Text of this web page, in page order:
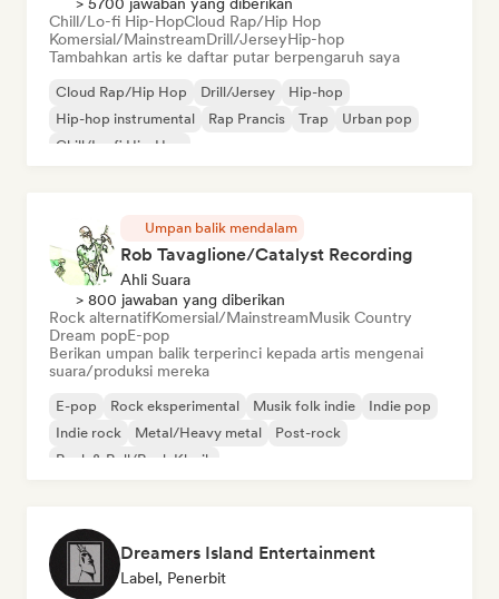
Chill/Lo-fi Hip-HopCloud Rap/Hip Hop
Komersial/MainstreamDrill/JerseyHip-hop
Tambahkan artis ke daftar putar berpengaruh saya
Cloud Rap/Hip Hop Drill/Jersey
Hip-hop
Hip-hop instrumental
Rap Prancis Trap
Urban pop
Chill/Lo-fi Hip-Hop
Umpan balik mendalam
Rob Tavaglione/Catalyst Recording
Ahli Suara
> 800 jawaban yang diberikan
Rock alternatifKomersial/MainstreamMusik Country
Dream popE-pop
Berikan umpan balik terperinci kepada artis mengenai
suara/produksi mereka
E-pop Rock eksperimental Musik folk indie
Indie pop
Indie rock
Metal/Heavy metal
Post-rock
Rock & Roll/Rock Klasik
Dreamers Island Entertainment
Label, Penerbit